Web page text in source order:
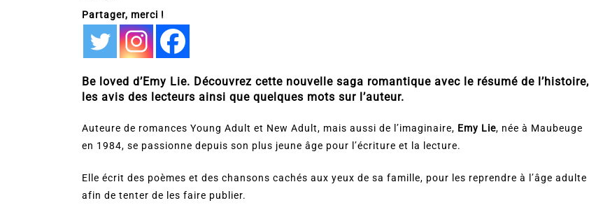
Partager, merci !
Be loved d’Emy Lie. Découvrez cette nouvelle saga romantique avec le résumé de l’histoire,
les avis des lecteurs ainsi que quelques mots sur l’auteur.
Auteure de romances Young Adult et New Adult, mais aussi de l’imaginaire, Emy Lie, née à Maubeuge
en 1984, se passionne depuis son plus jeune âge pour l’écriture et la lecture.
Elle écrit des poèmes et des chansons cachés aux yeux de sa famille, pour les reprendre à l’âge adulte
afin de tenter de les faire publier.
littérature sentimentale